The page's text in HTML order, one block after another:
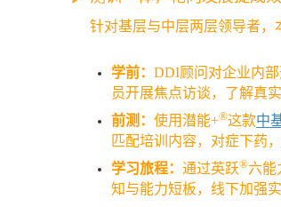
针对基层与中层两层领导者，
学前： DDI顾问对企业内
员开展焦点访谈，了解真
前测： 使用潜能+®这款中
匹配培训内容，对症下药
学习旅程： 通过英跃®六能
知与能力短板，线下加强